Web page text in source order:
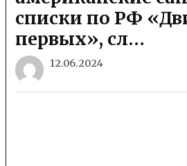
списки по РФ
первых», сл…
12.06.2024